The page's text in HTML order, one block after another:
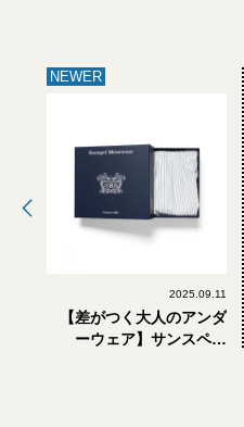
NEWER
2025.09.11
【差がつく大人のアンダ
ーウェア】サンスペル